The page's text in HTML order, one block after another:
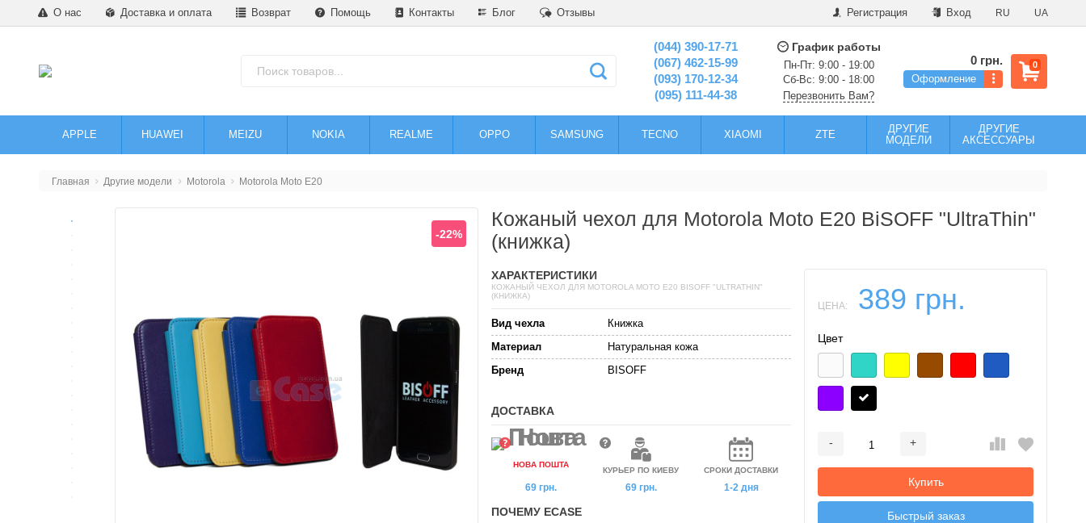
О нас Доставка и оплата Возврат Помощь Контакты Блог Отзывы Регистрация Вход RU UA
(044) 390-17-71
(067) 462-15-99
(093) 170-12-34
(095) 111-44-38
График работы
Пн-Пт: 9:00 - 19:00
Сб-Вс: 9:00 - 18:00
Перезвонить Вам?
0
0 грн.
Оформление
APPLE HUAWEI MEIZU NOKIA REALME OPPO SAMSUNG TECNO XIAOMI ZTE
ДРУГИЕ
МОДЕЛИ
ДРУГИЕ
АКСЕССУАРЫ
Главная Другие модели Motorola Motorola Moto E20
-22%
Кожаный чехол для Motorola Moto E20 BiSOFF "UltraThin"
(книжка)
ЦЕНА: 389 грн.
Цвет
- +
Купить
Быстрый заказ
ХАРАКТЕРИСТИКИ
КОЖАНЫЙ ЧЕХОЛ ДЛЯ MOTOROLA MOTO E20 BISOFF "ULTRATHIN"
(КНИЖКА)
Вид чехла
Книжка
Материал
Натуральная кожа
Бренд
BISOFF
ДОСТАВКА
НОВА ПОШТА
69 грн.
КУРЬЕР ПО КИЕВУ
69 грн.
СРОКИ ДОСТАВКИ
1-2 дня
ПОЧЕМУ ECASE